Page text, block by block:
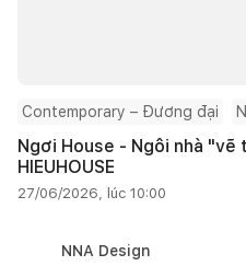
Contemporary – Đương đại
Ngơi House - Ngôi nhà
HIEUHOUSE
27/06/2026, lúc 10:00
NNA Design